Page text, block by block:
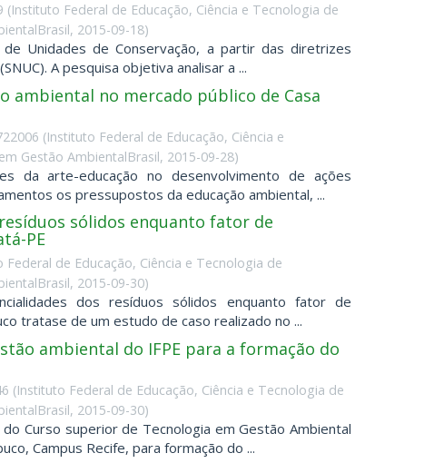
(Instituto Federal de Educação, Ciência e Tecnologia de
, 2015-09-18)
Unidades de Conservação, a partir das diretrizes
A pesquisa objetiva analisar a ...
ambiental no mercado público de Casa
(Instituto Federal de Educação, Ciência e
Gestão AmbientalBrasil, 2015-09-28)
da arte-educação no desenvolvimento de ações
os pressupostos da educação ambiental, ...
sólidos enquanto fator de
PE
Federal de Educação, Ciência e Tecnologia de
, 2015-09-30)
dos resíduos sólidos enquanto fator de
tratase de um estudo de caso realizado no ...
ambiental do IFPE para a formação do
(Instituto Federal de Educação, Ciência e Tecnologia de
, 2015-09-30)
Curso superior de Tecnologia em Gestão Ambiental
Campus Recife, para formação do ...